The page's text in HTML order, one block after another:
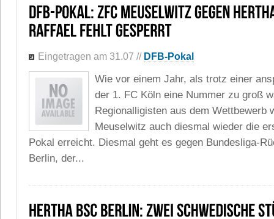
Eingetragen am 31.07 // DFB-Pokal
Wie vor einem Jahr, als trotz einer
der 1. FC Köln eine Nummer zu groß
Regionalligisten aus dem Wettbewerb
Meuselwitz auch diesmal wieder die
Pokal erreicht. Diesmal geht es gegen Bundesliga-
Berlin, der...